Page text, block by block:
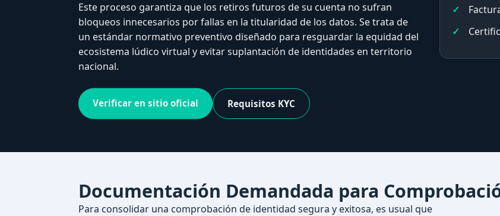
Este proceso garantiza que los retiros futuros de su cuenta no sufran
bloqueos innecesarios por fallas en la titularidad de los datos. Se trata de
un estándar normativo preventivo diseñado para resguardar la equidad del
ecosistema lúdico virtual y evitar suplantación de identidades en territorio
nacional.
Verificar en sitio oficial Requisitos KYC
Documentación Demandada para
Para consolidar una comprobación de identidad segura y exitosa, es usual que